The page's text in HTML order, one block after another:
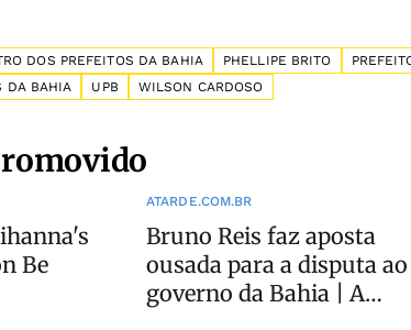
DOS PREFEITOS DA BAHIA PHELLIPE BRITO
DA BAHIA
UPB WILSON CARDOSO